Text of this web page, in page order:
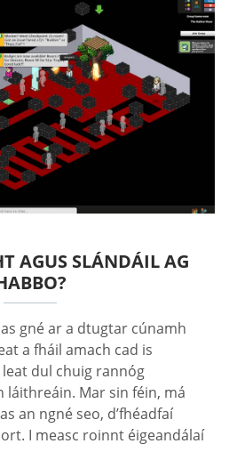
AGUS SLÁNDÁIL AG
gné ar a dtugtar cúnamh
a fháil amach cad is
dul chuig rannóg
láithreáin. Mar sin féin, má
an ngné seo, d’fhéadfaí
I measc roinnt éigeandálaí